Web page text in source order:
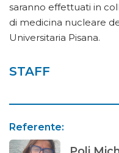
saranno effettuati in
di medicina nucleare
Universitaria Pisana.
STAFF
Referente: